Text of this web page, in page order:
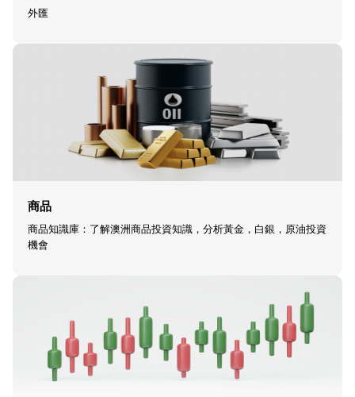
外匯
商品
商品知識庫：了解澳洲商品投資知識，分析黃金，白銀，原油投資
機會